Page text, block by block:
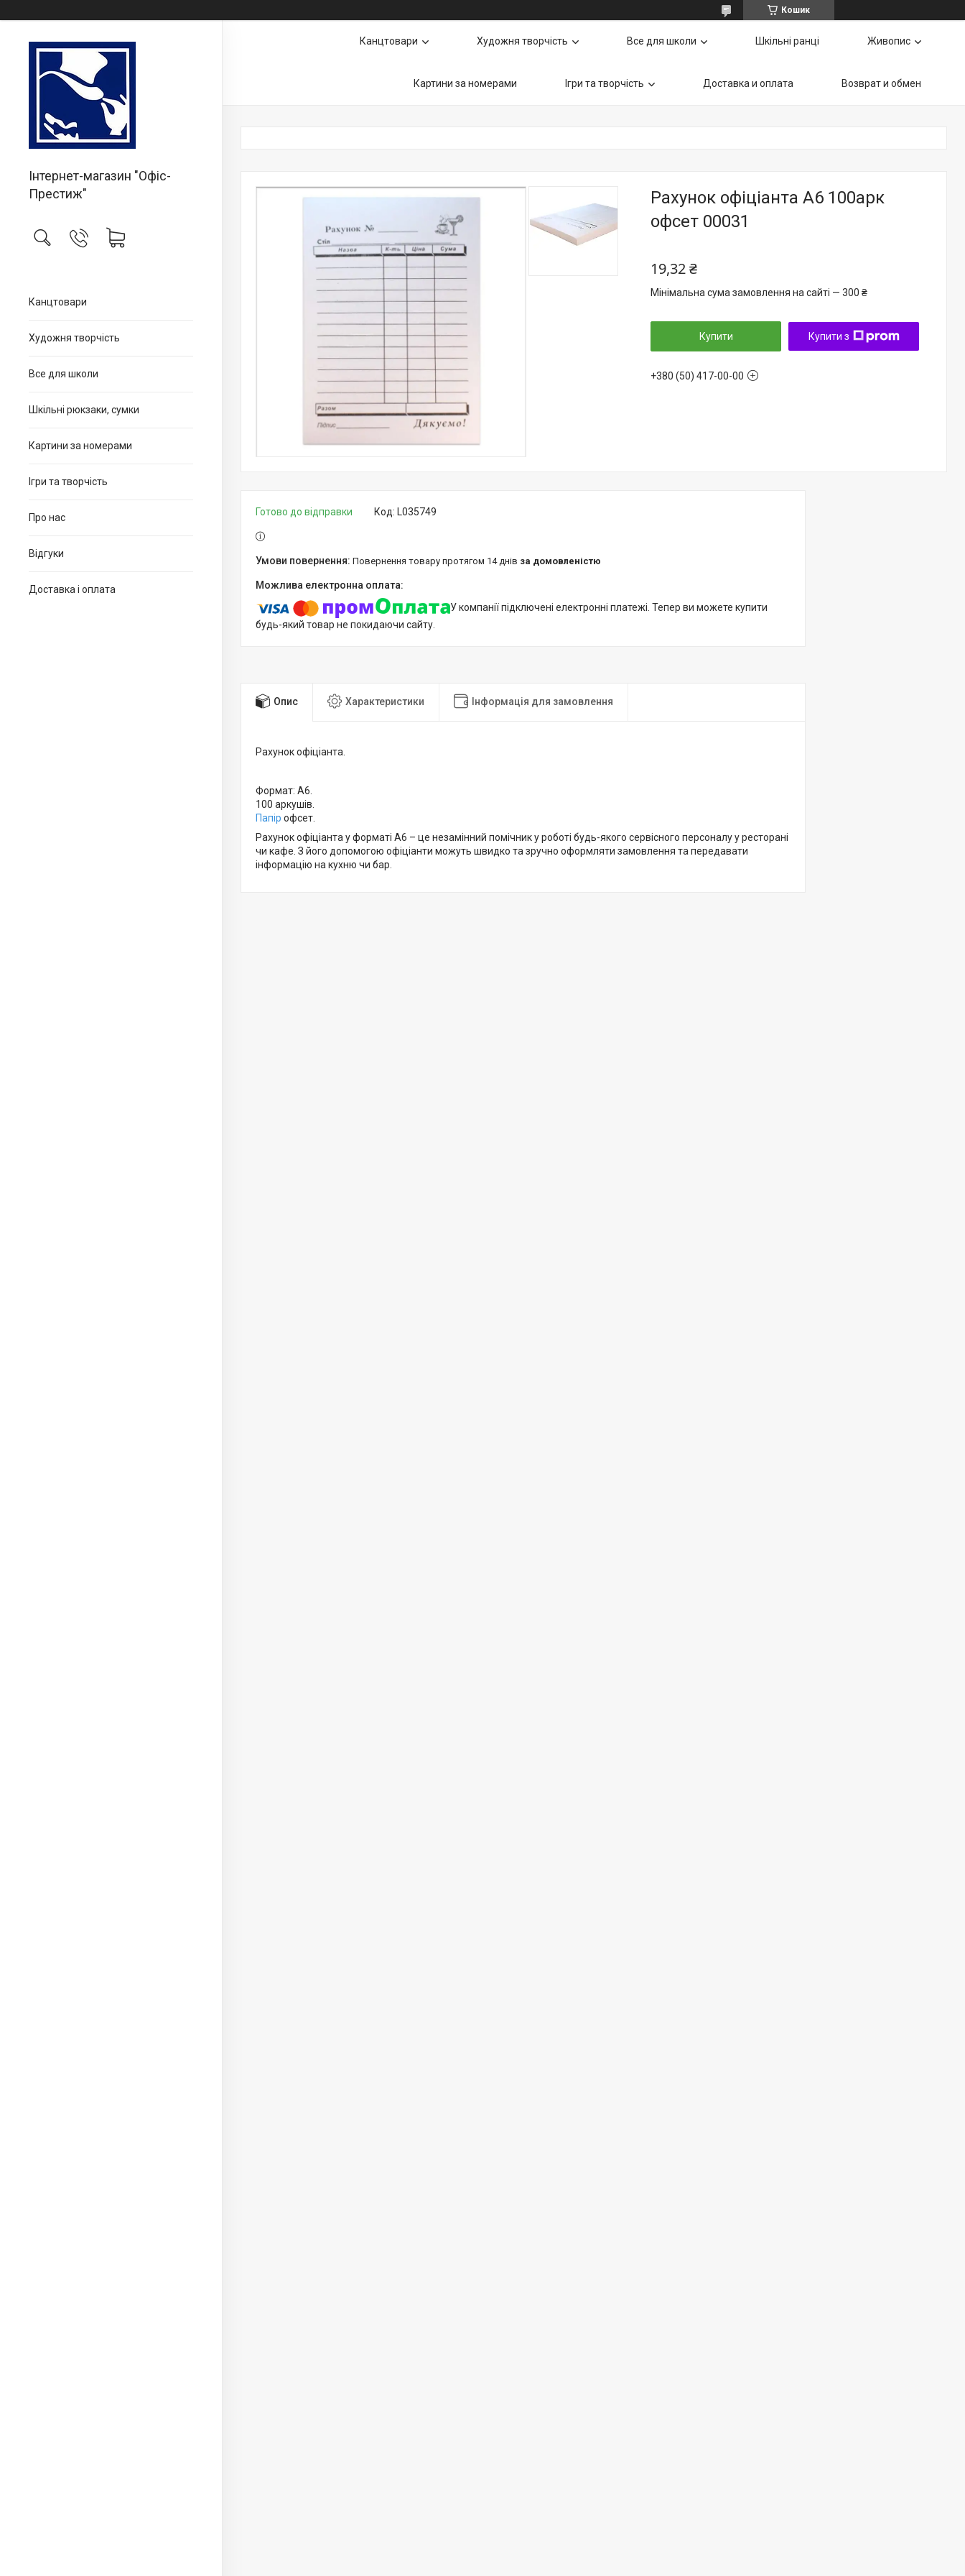
Кошик
Інтернет-магазин "Офіс-
Престиж"
Канцтовари
Художня творчість
Все для школи
Шкільні рюкзаки, сумки
Картини за номерами
Ігри та творчість
Про нас
Відгуки
Доставка і оплата
Канцтовари Художня творчість Все для школи Шкільні ранці Живопис
Картини за номерами Ігри та творчість Доставка и оплата Возврат и обмен
Рахунок офіціанта А6 100арк
офсет 00031
19,32 ₴
Мінімальна сума замовлення на сайті — 300 ₴
Купити Купити з
+380 (50) 417-00-00
Готово до відправки Код: L035749
повернення товару протягом 14 днів за домовленістю
У компанії підключені електронні платежі. Тепер ви можете купити
будь-який товар не покидаючи сайту.
Опис Характеристики Інформація для замовлення
Рахунок офіціанта.
Формат: А6.
100 аркушів.
Папір офсет.
Рахунок офіціанта у форматі А6 – це незамінний помічник у роботі будь-якого сервісного персоналу у ресторані
чи кафе. З його допомогою офіціанти можуть швидко та зручно оформляти замовлення та передавати
інформацію на кухню чи бар.